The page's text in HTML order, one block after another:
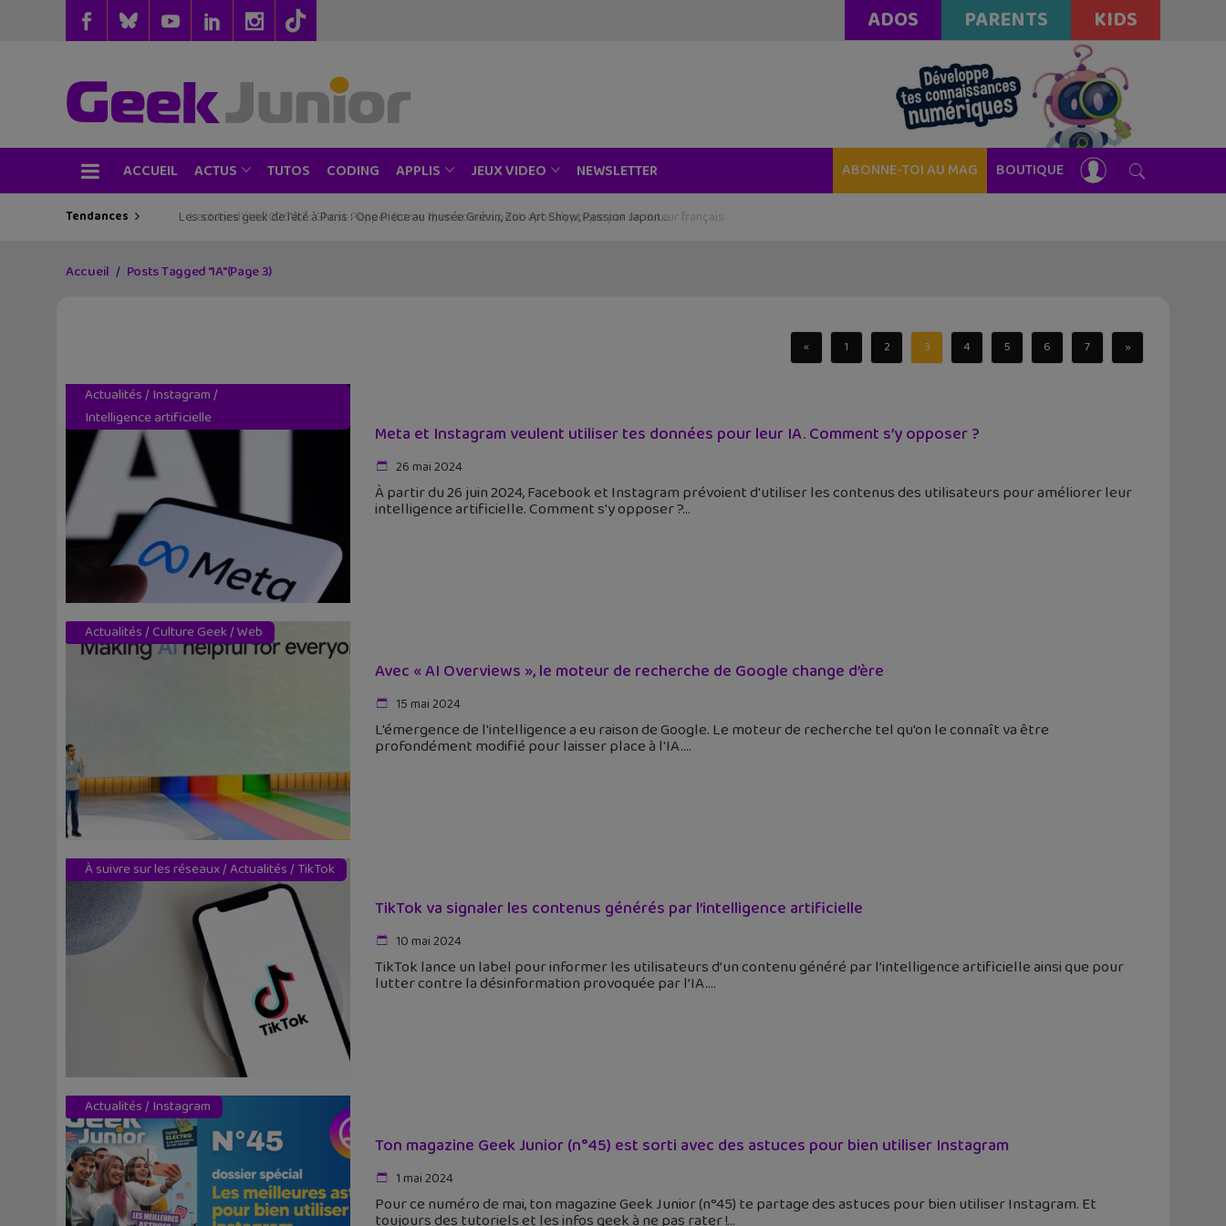
ADOS PARENTS KIDS
ACCUEIL ACTUS TUTOS CODING APPLIS JEUX VIDEO NEWSLETTER ABONNE-TOI AU MAG BOUTIQUE
Tendances Les sorties geek de l’été à Paris : One Piece au musée Grévin, Zoo Art Show, Passion Japon…
Accueil Posts Tagged "IA"(Page 3)
« 1 2 3 4 5 6 7 »
Actualités/ Instagram/
Intelligence artificielle
Meta et Instagram veulent utiliser tes données pour leur IA. Comment s’y opposer ?
26 mai 2024
À partir du 26 juin 2024, Facebook et Instagram prévoient d'utiliser les contenus des utilisateurs pour améliorer leur
intelligence artificielle. Comment s'y opposer ?
Actualités/ Culture Geek/Web
Avec « AI Overviews », le moteur de recherche de Google change d’ère
15 mai 2024
L'émergence de l'intelligence a eu raison de Google. Le moteur de recherche tel qu'on le connaît va être
profondément modifié pour laisser place à l'IA.
À suivre sur les réseaux/Actualités/ TikTok
TikTok va signaler les contenus générés par l’intelligence artificielle
10 mai 2024
TikTok lance un label pour informer les utilisateurs d’un contenu généré par l’intelligence artificielle ainsi que pour
lutter contre la désinformation provoquée par l’IA.
Actualités/ Instagram
Ton magazine Geek Junior (n°45) est sorti avec des astuces pour bien utiliser Instagram
1 mai 2024
Pour ce numéro de mai, ton magazine Geek Junior (n°45) te partage des astuces pour bien utiliser Instagram. Et
toujours des tutoriels et les infos geek à ne pas rater !